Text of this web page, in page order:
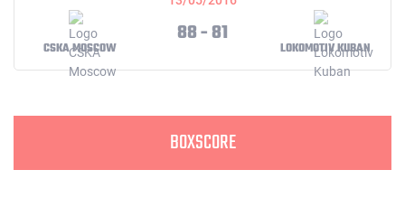
CSKA MOSCOW
88 - 81
LOKOMOTIV KUBAN
BOXSCORE